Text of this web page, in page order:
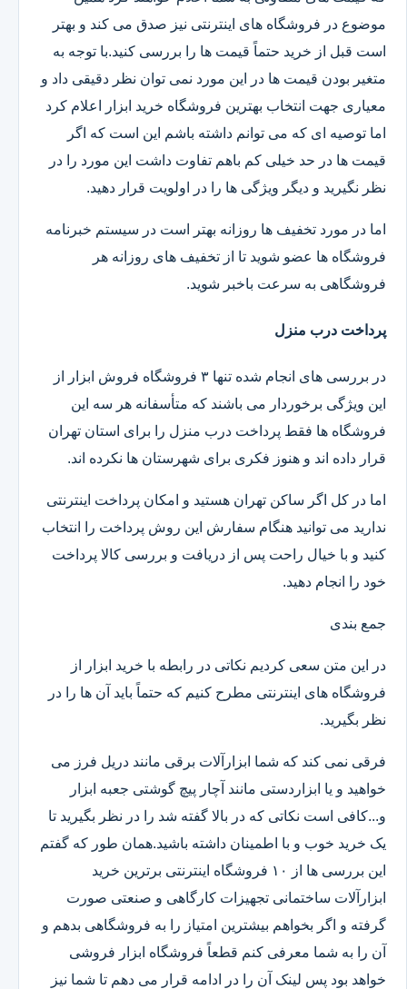
موضوع در فروشگاه های اینترنتی نیز صدق می کند و بهتر
است قبل از خرید حتماً قیمت ها را بررسی کنید.با توجه به
متغیر بودن قیمت ها در این مورد نمی توان نظر دقیقی داد و
معیاری جهت انتخاب بهترین فروشگاه خرید ابزار اعلام کرد
اما توصیه ای که می توانم داشته باشم این است که اگر
قیمت ها در حد خیلی کم باهم تفاوت داشت این مورد را در
نظر نگیرید و دیگر ویژگی ها را در اولویت قرار دهید.
اما در مورد تخفیف ها روزانه بهتر است در سیستم خبرنامه
فروشگاه ها عضو شوید تا از تخفیف های روزانه هر
فروشگاهی به سرعت باخبر شوید.
پرداخت درب منزل
در بررسی های انجام شده تنها ۳ فروشگاه فروش ابزار از
این ویژگی برخوردار می باشند که متأسفانه هر سه این
فروشگاه ها فقط پرداخت درب منزل را برای استان تهران
قرار داده اند و هنوز فکری برای شهرستان ها نکرده اند.
اما در کل اگر ساکن تهران هستید و امکان پرداخت اینترنتی
ندارید می توانید هنگام سفارش این روش پرداخت را انتخاب
کنید و با خیال راحت پس از دریافت و بررسی کالا پرداخت
خود را انجام دهید.
جمع بندی
در این متن سعی کردیم نکاتی در رابطه با خرید ابزار از
فروشگاه های اینترنتی مطرح کنیم که حتماً باید آن ها را در
نظر بگیرید.
فرقی نمی کند که شما ابزارآلات برقی مانند دریل فرز می
خواهید و یا ابزاردستی مانند آچار پیچ گوشتی جعبه ابزار
و...کافی است نکاتی که در بالا گفته شد را در نظر بگیرید تا
یک خرید خوب و با اطمینان داشته باشید.همان طور که گفتم
این بررسی ها از ۱۰ فروشگاه اینترنتی برترین خرید
ابزارآلات ساختمانی تجهیزات کارگاهی و صنعتی صورت
گرفته و اگر بخواهم بیشترین امتیاز را به فروشگاهی بدهم و
آن را به شما معرفی کنم قطعاً فروشگاه ابزار فروشی
خواهد بود پس لینک آن را در ادامه قرار می دهم تا شما نیز